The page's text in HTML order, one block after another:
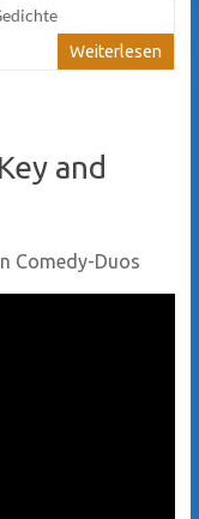
Weiterlesen
and
Comedy-Duos